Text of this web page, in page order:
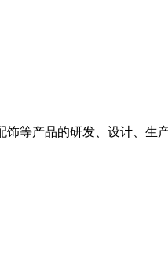
等产品的研发、设计、生